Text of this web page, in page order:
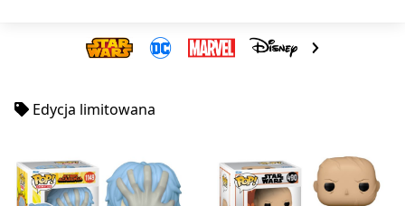
Edycja limitowana